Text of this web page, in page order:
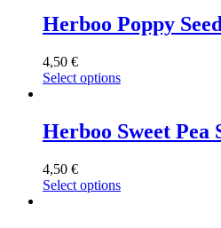
Herboo Poppy
4,50 €
Select options
Herboo Sweet Pea
4,50 €
Select options